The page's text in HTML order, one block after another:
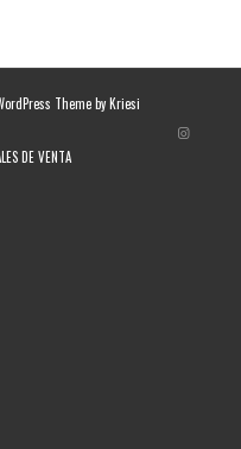
Theme by Kriesi
DE VENTA